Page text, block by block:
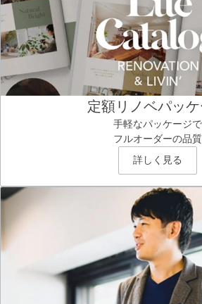
定額リノベパッ
手軽なパッケージで
フルオーダーの品質
詳しく見る